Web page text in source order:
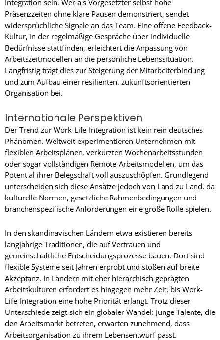
Integration sein. Wer als Vorgesetzter selbst hohe
Präsenzzeiten ohne klare Pausen demonstriert, sendet
widersprüchliche Signale an das Team. Eine offene Feedback-
Kultur, in der regelmäßige Gespräche über individuelle
Bedürfnisse stattfinden, erleichtert die Anpassung von
Arbeitszeitmodellen an die persönliche Lebenssituation.
Langfristig trägt dies zur Steigerung der Mitarbeiterbindung
und zum Aufbau einer resilienten, zukunftsorientierten
Organisation bei.
Internationale Perspektiven
Der Trend zur Work-Life-Integration ist kein rein deutsches
Phänomen. Weltweit experimentieren Unternehmen mit
flexiblen Arbeitsplänen, verkürzten Wochenarbeitsstunden
oder sogar vollständigen Remote-Arbeitsmodellen, um das
Potential ihrer Belegschaft voll auszuschöpfen. Grundlegend
unterscheiden sich diese Ansätze jedoch von Land zu Land, da
kulturelle Normen, gesetzliche Rahmenbedingungen und
branchenspezifische Anforderungen eine große Rolle spielen.
In den skandinavischen Ländern etwa existieren bereits
langjährige Traditionen, die auf Vertrauen und
gemeinschaftliche Entscheidungsprozesse bauen. Dort sind
flexible Systeme seit Jahren erprobt und stoßen auf breite
Akzeptanz. In Ländern mit eher hierarchisch geprägten
Arbeitskulturen erfordert es hingegen mehr Zeit, bis Work-
Life-Integration eine hohe Priorität erlangt. Trotz dieser
Unterschiede zeigt sich ein globaler Wandel: Junge Talente, die
den Arbeitsmarkt betreten, erwarten zunehmend, dass
Arbeitsorganisation zu ihrem Lebensentwurf passt.